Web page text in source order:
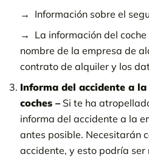
Información sobre el
La información del
nombre de la empresa de
contrato de alquiler y los
Informa del accidente a
coches –Si te ha
informa del accidente a la
antes posible. Necesitarán
accidente, y esto podría